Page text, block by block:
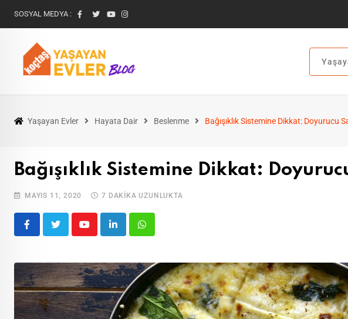
SOSYAL MEDYA :
Yaşayan Evler Hayata Dair Beslenme Bağışıklık Sistemine Dikkat: Doyurucu
Bağışıklık Sistemine Dikkat:
MAYIS 11, 2020 7 DAKIKA UZUNLUKTA